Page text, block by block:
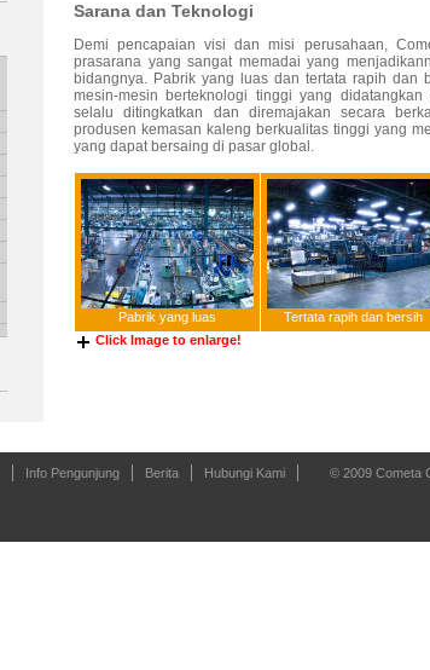
Sarana dan Teknologi
Demi pencapaian visi dan misi perusahaan,
prasarana yang sangat memadai yang
bidangnya. Pabrik yang luas dan tertata rapih dan
mesin-mesin berteknologi tinggi yang
selalu ditingkatkan dan diremajakan secara
produsen kemasan kaleng berkualitas tinggi yang
yang dapat bersaing di pasar global.
Pabrik yang luas Tertata rapih dan bersih
Click Image to enlarge!
Info Pengunjung Berita Hubungi Kami © 2009 Cometa